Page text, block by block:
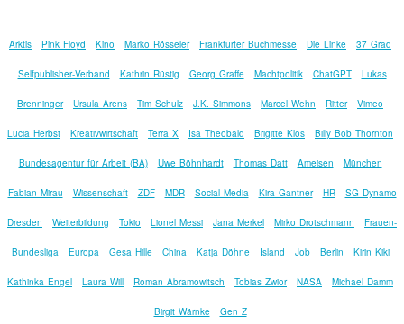
Arktis Pink Floyd Kino Marko Rösseler Frankfurter Buchmesse Die Linke 37 Grad
Selfpublisher-Verband Kathrin Rüstig Georg Graffe Machtpolitik ChatGPT Lukas
Brenninger Ursula Arens Tim Schulz J.K. Simmons Marcel Wehn Ritter Vimeo
Lucia Herbst Kreativwirtschaft Terra X Isa Theobald Brigitte Klos Billy Bob Thornton
Bundesagentur für Arbeit (BA) Uwe Böhnhardt Thomas Datt Ameisen München
Fabian Mirau Wissenschaft ZDF MDR Social Media Kira Gantner HR SG Dynamo
Dresden Weiterbildung Tokio Lionel Messi Jana Merkel Mirko Drotschmann Frauen-
Bundesliga Europa Gesa Hille China Katja Döhne Island Job Berlin Kirin Kiki
Kathinka Engel Laura Will Roman Abramowitsch Tobias Zwior NASA Michael Damm
Birgit Wärnke Gen Z